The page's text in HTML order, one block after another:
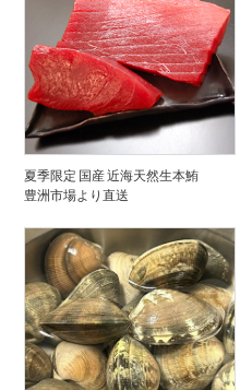
夏季限定 国産 近海天然生本鮪
豊洲市場より直送